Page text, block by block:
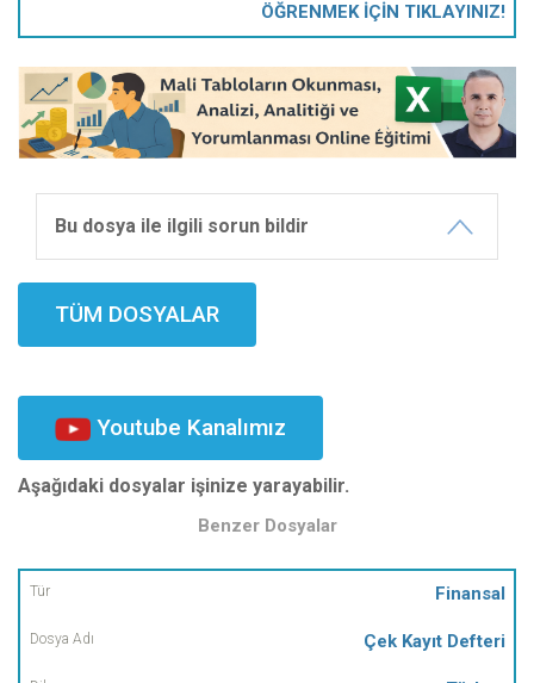
ÖĞRENMEK İÇİN TIKLAYINIZ!
Bu dosya ile ilgili sorun bildir
TÜM DOSYALAR
Youtube Kanalımız
Aşağıdaki dosyalar işinize yarayabilir.
Benzer Dosyalar
Tür
Dosya
Finansal
Çek Kayıt Defteri